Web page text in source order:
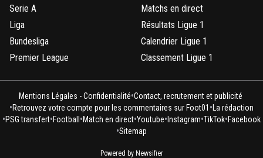
Serie A
Liga
Bundesliga
Premier League
Matchs en direct
Résultats Ligue 1
Calendrier Ligue 1
Classement Ligue 1
Mentions Légales - Confidentialité•Contact, recrutement et publicité
•Retrouvez votre compte pour les commentaires sur Foot01 • La rédaction
•PSG transfert•Football •Match en direct•Youtube• Instagram•TikTok•Facebook
•Sitemap
Powered by Newsifier